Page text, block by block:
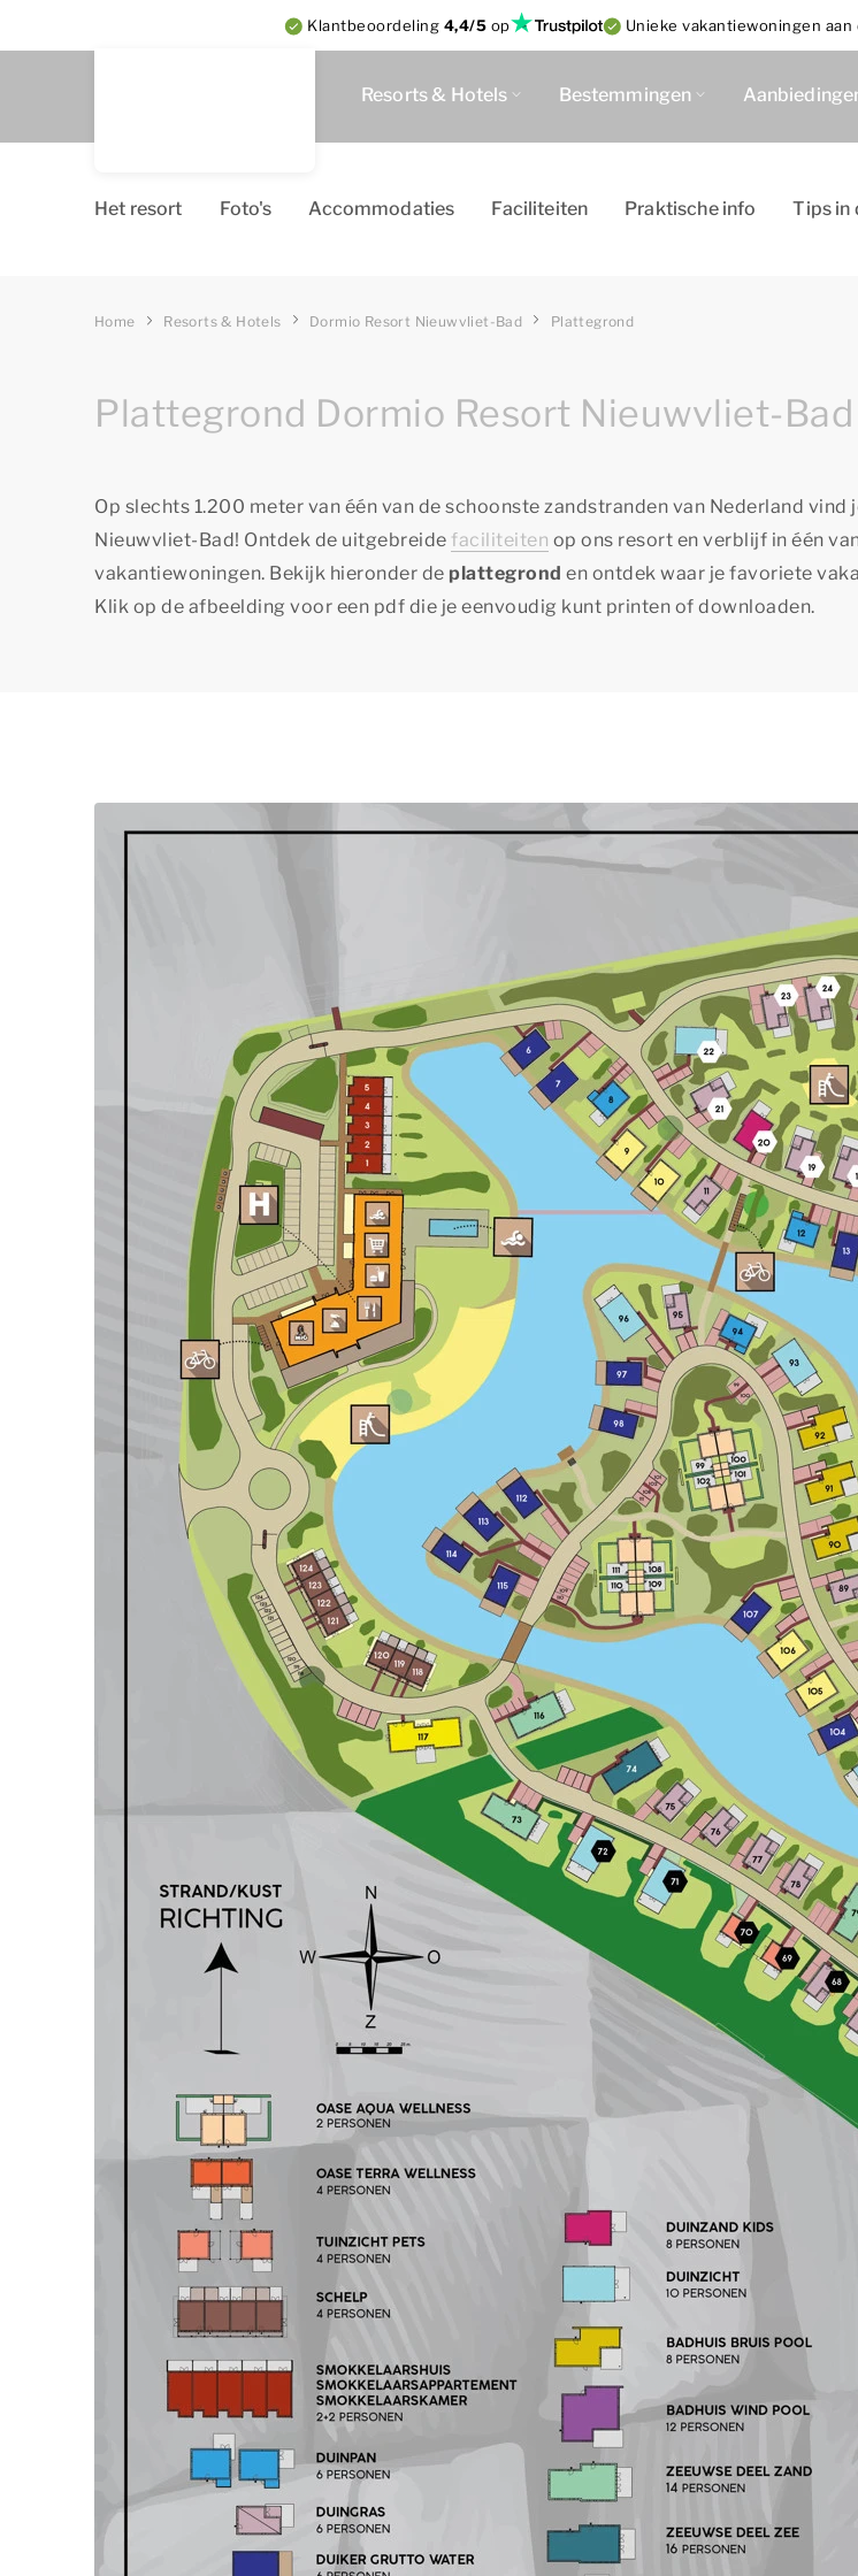
Klantbeoordeling 4,4/5 op Unieke vakantiewoningen
Resorts & Hotels Bestemmingen
Het resort Foto's Accommodaties Faciliteiten Praktische info Tips in
Home Resorts & Hotels Dormio Resort Nieuwvliet-Bad Plattegrond
Plattegrond Dormio Resort Nieuwvliet-Bad
Op slechts 1.200 meter van één van de schoonste zandstranden van Nederland vind
Nieuwvliet-Bad! Ontdek de uitgebreide faciliteiten op ons resort en verblijf in één
vakantiewoningen. Bekijk hieronder de plattegrond en ontdek waar je favoriete
Klik op de afbeelding voor een pdf die je eenvoudig kunt printen of downloaden.